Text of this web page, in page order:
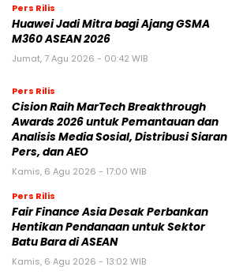
Pers Rilis
Huawei Jadi Mitra bagi Ajang GSMA
M360 ASEAN 2026
Jumat, 7 Agu 2026 - 00:42 WIB
Pers Rilis
Cision Raih MarTech Breakthrough
Awards 2026 untuk Pemantauan dan
Analisis Media Sosial, Distribusi Siaran
Pers, dan AEO
Kamis, 6 Agu 2026 - 17:00 WIB
Pers Rilis
Fair Finance Asia Desak Perbankan
Hentikan Pendanaan untuk Sektor
Batu Bara di ASEAN
Kamis, 6 Agu 2026 - 13:02 WIB